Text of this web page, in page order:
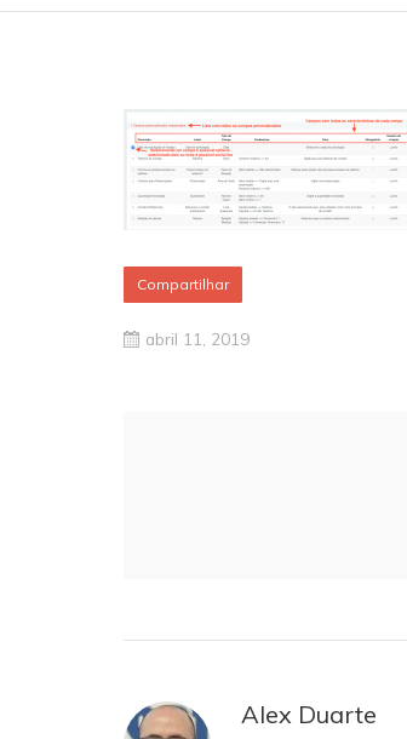
Compartilhar
abril 11, 2019
Alex Duarte